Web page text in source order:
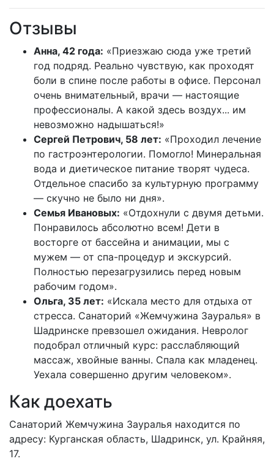
Отзывы
Анна, 42 года: «Приезжаю сюда уже третий
год подряд. Реально чувствую, как проходят
боли в спине после работы в офисе. Персонал
очень внимательный, врачи — настоящие
профессионалы. А какой здесь воздух... им
невозможно надышаться!»
Сергей Петрович, 58 лет: «Проходил лечение
по гастроэнтерологии. Помогло! Минеральная
вода и диетическое питание творят чудеса.
Отдельное спасибо за культурную программу
— скучно не было ни дня».
Семья Ивановых: «Отдохнули с двумя детьми.
Понравилось абсолютно всем! Дети в
восторге от бассейна и анимации, мы с
мужем — от спа-процедур и экскурсий.
Полностью перезагрузились перед новым
рабочим годом».
Ольга, 35 лет: «Искала место для отдыха от
стресса. Санаторий «Жемчужина Зауралья» в
Шадринске превзошел ожидания. Невролог
подобрал отличный курс: расслабляющий
массаж, хвойные ванны. Спала как младенец.
Уехала совершенно другим человеком».
Как доехать
Санаторий Жемчужина Зауралья находится по
адресу: Курганская область, Шадринск, ул. Крайняя,
17.